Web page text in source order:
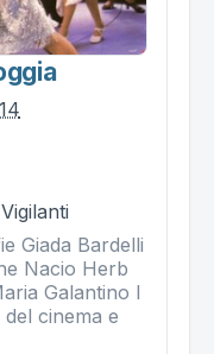
Giada Bardelli
Nacio Herb
Galantino I
cinema e